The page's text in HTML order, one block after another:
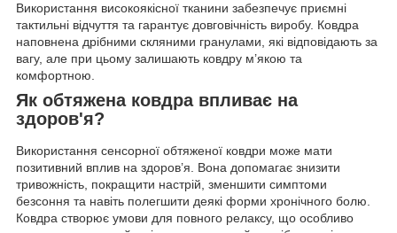
Використання високоякісної тканини забезпечує приємні
тактильні відчуття та гарантує довговічність виробу. Ковдра
наповнена дрібними скляними гранулами, які відповідають за
вагу, але при цьому залишають ковдру м’якою та
комфортною.
Як обтяжена ковдра впливає на
здоров'я?
Використання сенсорної обтяженої ковдри може мати
позитивний вплив на здоров’я. Вона допомагає знизити
тривожність, покращити настрій, зменшити симптоми
безсоння та навіть полегшити деякі форми хронічного болю.
Ковдра створює умови для повного релаксу, що особливо